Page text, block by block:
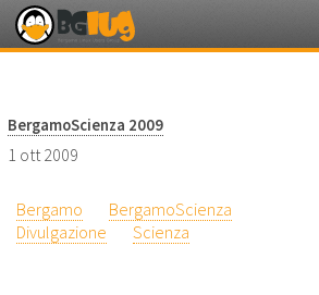
BergamoScienza 2009
1 ott 2009
Bergamo
BergamoScienza
Divulgazione
Scienza